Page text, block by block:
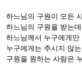
하느님의 구원이 모든
하느님의 구원을 받는
하느님께서 누구에게만
누구에게는 주시지 않
구원을 원하는 사람은